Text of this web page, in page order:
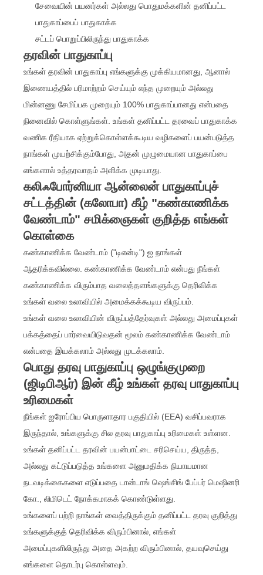
சேவையின் பயனர்கள் அல்லது பொதுமக்களின் தனிப்பட்ட
பாதுகாப்பைப் பாதுகாக்க
சட்டப் பொறுப்பிலிருந்து பாதுகாக்க
தரவின் பாதுகாப்பு
உங்கள் தரவின் பாதுகாப்பு எங்களுக்கு முக்கியமானது, ஆனால்
இணையத்தில் பரிமாற்றம் செய்யும் எந்த முறையும் அல்லது
மின்னணு சேமிப்பக முறையும் 100% பாதுகாப்பானது என்பதை
நினைவில் கொள்ளுங்கள். உங்கள் தனிப்பட்ட தரவைப் பாதுகாக்க
வணிக ரீதியாக ஏற்றுக்கொள்ளக்கூடிய வழிகளைப் பயன்படுத்த
நாங்கள் முயற்சிக்கும்போது, அதன் முழுமையான பாதுகாப்பை
எங்களால் உத்தரவாதம் அளிக்க முடியாது.
கலிஃபோர்னியா ஆன்லைன் பாதுகாப்புச்
சட்டத்தின் (கலோபா) கீழ் "கண்காணிக்க
வேண்டாம்" சமிக்ஞைகள் குறித்த எங்கள்
கொள்கை
கண்காணிக்க வேண்டாம் ("டிஎன்டி") ஐ நாங்கள்
ஆதரிக்கவில்லை. கண்காணிக்க வேண்டாம் என்பது நீங்கள்
கண்காணிக்க விரும்பாத வலைத்தளங்களுக்கு தெரிவிக்க
உங்கள் வலை உலாவியில் அமைக்கக்கூடிய விருப்பம்.
உங்கள் வலை உலாவியின் விருப்பத்தேர்வுகள் அல்லது அமைப்புகள்
பக்கத்தைப் பார்வையிடுவதன் மூலம் கண்காணிக்க வேண்டாம்
என்பதை இயக்கலாம் அல்லது முடக்கலாம்.
பொது தரவு பாதுகாப்பு ஒழுங்குமுறை
(ஜிடிபிஆர்) இன் கீழ் உங்கள் தரவு பாதுகாப்பு
உரிமைகள்
நீங்கள் ஐரோப்பிய பொருளாதார பகுதியில் (EEA) வசிப்பவராக
இருந்தால், உங்களுக்கு சில தரவு பாதுகாப்பு உரிமைகள் உள்ளன.
உங்கள் தனிப்பட்ட தரவின் பயன்பாட்டை சரிசெய்ய, திருத்த,
அல்லது கட்டுப்படுத்த உங்களை அனுமதிக்க நியாயமான
நடவடிக்கைகளை எடுப்பதை டான்டாங் ஷெங்சிங் பேப்பர் மெஷினரி
கோ., லிமிடெட் நோக்கமாகக் கொண்டுள்ளது.
உங்களைப் பற்றி நாங்கள் வைத்திருக்கும் தனிப்பட்ட தரவு குறித்து
உங்களுக்குத் தெரிவிக்க விரும்பினால், எங்கள்
அமைப்புகளிலிருந்து அதை அகற்ற விரும்பினால், தயவுசெய்து
எங்களை தொடர்பு கொள்ளவும்.